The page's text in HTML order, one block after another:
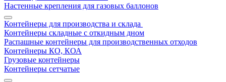
Настенные крепления для газовых баллонов
Контейнеры для производства и склада
Контейнеры складные с откидным дном
Распашные контейнеры для производственных отходов
Контейнеры КО, КОА
Грузовые контейнеры
Контейнеры сетчатые